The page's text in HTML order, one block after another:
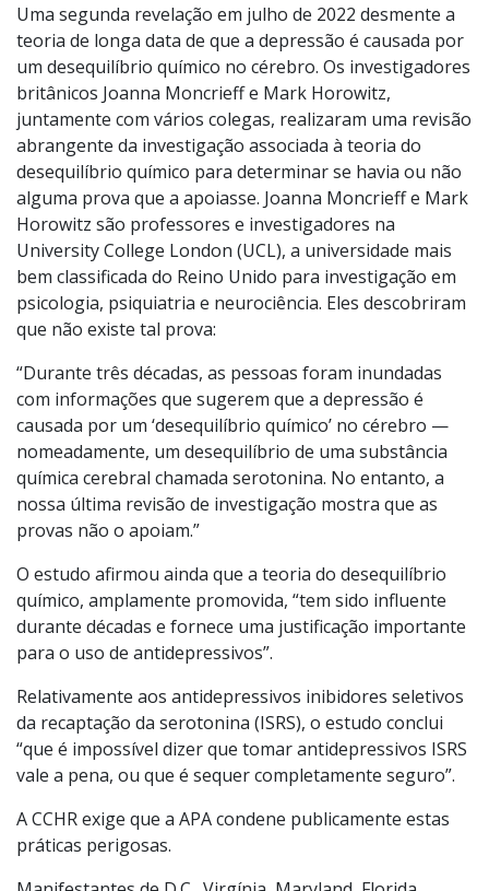
Uma segunda revelação em julho de 2022 desmente a
teoria de longa data de que a depressão é causada por
um desequilíbrio químico no cérebro. Os investigadores
britânicos Joanna Moncrieff e Mark Horowitz,
juntamente com vários colegas, realizaram uma revisão
abrangente da investigação associada à teoria do
desequilíbrio químico para determinar se havia ou não
alguma prova que a apoiasse. Joanna Moncrieff e Mark
Horowitz são professores e investigadores na
University College London (UCL), a universidade mais
bem classificada do Reino Unido para investigação em
psicologia, psiquiatria e neurociência. Eles descobriram
que não existe tal prova:
“Durante três décadas, as pessoas foram inundadas
com informações que sugerem que a depressão é
causada por um ‘desequilíbrio químico’ no cérebro —
nomeadamente, um desequilíbrio de uma substância
química cerebral chamada serotonina. No entanto, a
nossa última revisão de investigação mostra que as
provas não o apoiam.”
O estudo afirmou ainda que a teoria do desequilíbrio
químico, amplamente promovida, “tem sido influente
durante décadas e fornece uma justificação importante
para o uso de antidepressivos”.
Relativamente aos antidepressivos inibidores seletivos
da recaptação da serotonina (ISRS), o estudo conclui
“que é impossível dizer que tomar antidepressivos ISRS
vale a pena, ou que é sequer completamente seguro”.
A CCHR exige que a APA condene publicamente estas
práticas perigosas.